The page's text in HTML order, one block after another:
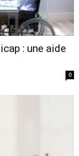
: une aide
0